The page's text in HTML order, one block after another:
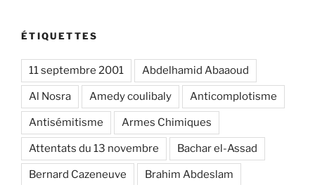
ÉTIQUETTES
11 septembre 2001 Abdelhamid Abaaoud
Al Nosra Amedy coulibaly Anticomplotisme
Antisémitisme Armes Chimiques
Attentats du 13 novembre Bachar el-Assad
Bernard Cazeneuve Brahim Abdeslam